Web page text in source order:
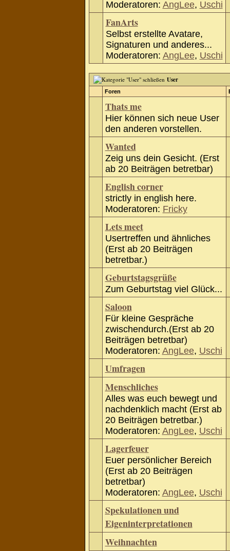
Moderatoren: AngLee, Uschi
FanArts
Selbst erstellte Avatare,
Signaturen und anderes...
Moderatoren: AngLee, Uschi
User
Foren
Thats me
Hier können sich neue User
den anderen vorstellen.
Wanted
Zeig uns dein Gesicht. (Erst
ab 20 Beiträgen betretbar)
English corner
strictly in english here.
Moderatoren: Fricky
Lets meet
Usertreffen und ähnliches
(Erst ab 20 Beiträgen
betretbar.)
Geburtstagsgrüße
Zum Geburtstag viel Glück...
Saloon
Für kleine Gespräche
zwischendurch.(Erst ab 20
Beiträgen betretbar)
Moderatoren: AngLee, Uschi
Umfragen
Menschliches
Alles was euch bewegt und
nachdenklich macht (Erst ab
20 Beiträgen betretbar.)
Moderatoren: AngLee, Uschi
Lagerfeuer
Euer persönlicher Bereich
(Erst ab 20 Beiträgen
betretbar)
Moderatoren: AngLee, Uschi
Spekulationen und
Eigeninterpretationen
Weihnachten